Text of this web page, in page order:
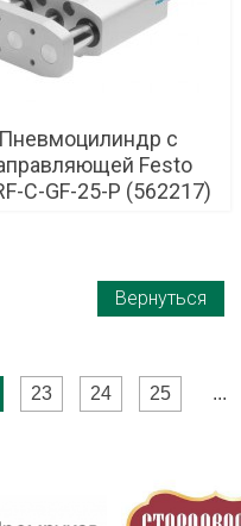
Пневмоцилиндр с
Festo
C-GF-25-P (562217)
Вернуться
23 24 25 ...